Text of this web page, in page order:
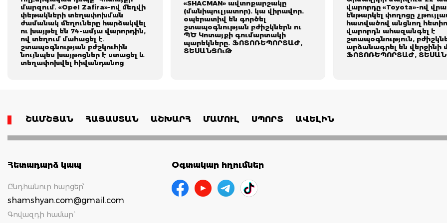
մարզում․ «Opel Zafira»-ով մեղվի
փեթակների տեղափոխման
ժամանակ մեղուները հարձակվել
ու խայթել են 74-ամյա վարորդին,
ով տեղում մահացել է․
շտապօգնության բժշկուհին
նույնպես խայթոցներ է ստացել և
տեղափոխվել հիվանդանոց
«SHACMAN» ավտոքարշակը
(մանիպուլյատոր). կա վիրավոր.
օպերատիվ են գործել
շտապօգնության բժիշկներն ու
ՊԾ Կոտայքի գումարտակի
պարեկները. ՖՈՏՈՌԵՊՈՐՏԱԺ,
ՏԵՍԱՆՅՈւԹ
վարորդը «Toyota»-ով
ենթարկել փողոցը
հատվածով անցնող
վարորդն ահազանգել է
շտապօգնություն,
արձանագրել են վերջինի
ՖՈՏՈՌԵՊՈՐՏԱԺ,
ՇԱՄՇՅԱՆ ՀԱՅԱՍՏԱՆ ԱՇԽԱՐՀ ՄԱՄՈՒԼ ՍՊՈՐՏ ԱՎԵԼԻՆ
Հետադարձ կապ
Ընդհանուր հարցեր՝
shamshyan.com@gmail.com
Գովազդի համար`
Օգտակար հղումներ